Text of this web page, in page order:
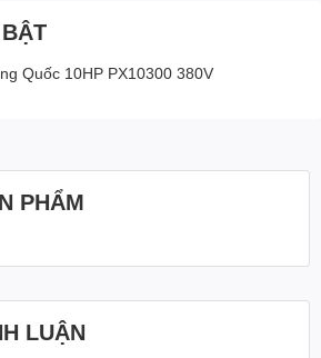
Quốc 10HP PX10300 380V
PHẨM
LUẬN